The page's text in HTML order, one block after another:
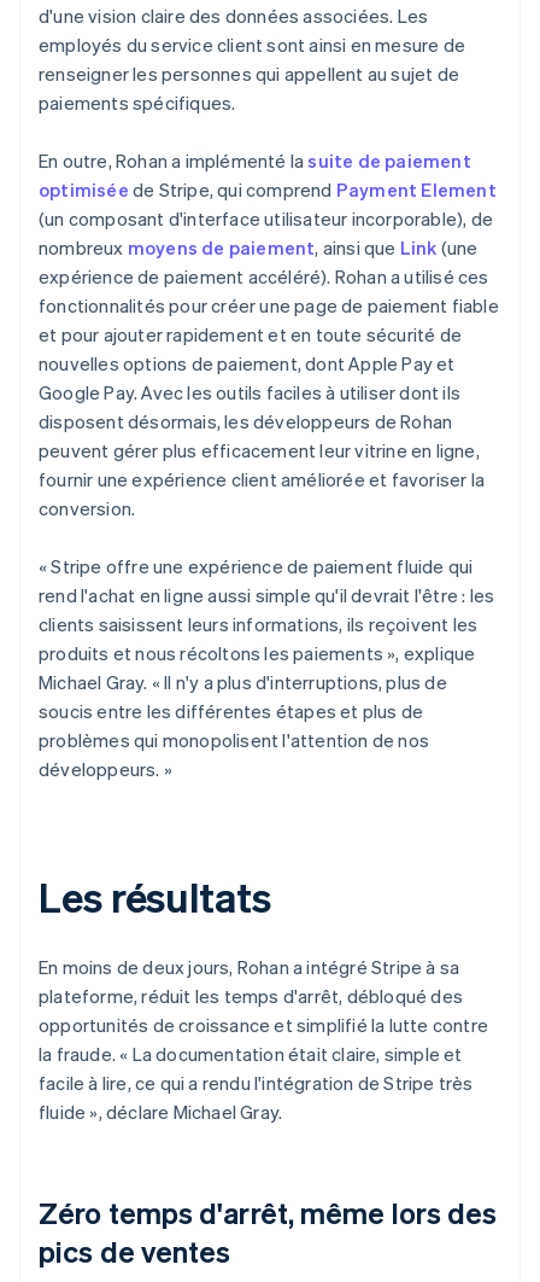
d'une vision claire des données associées. Les
employés du service client sont ainsi en mesure de
renseigner les personnes qui appellent au sujet de
paiements spécifiques.
En outre, Rohan a implémenté lasuite de paiement
optimisée de Stripe, qui comprend Payment Element
(un composant d'interface utilisateur incorporable), de
nombreux moyens de paiement, ainsi que Link (une
expérience de paiement accéléré). Rohan a utilisé ces
fonctionnalités pour créer une page de paiement fiable
et pour ajouter rapidement et en toute sécurité de
nouvelles options de paiement, dont Apple Pay et
Google Pay. Avec les outils faciles à utiliser dont ils
disposent désormais, les développeurs de Rohan
peuvent gérer plus efficacement leur vitrine en ligne,
fournir une expérience client améliorée et favoriser la
conversion.
« Stripe offre une expérience de paiement fluide qui
rend l'achat en ligne aussi simple qu'il devrait l'être : les
clients saisissent leurs informations, ils reçoivent les
produits et nous récoltons les paiements », explique
Michael Gray. « Il n'y a plus d'interruptions, plus de
soucis entre les différentes étapes et plus de
problèmes qui monopolisent l'attention de nos
développeurs. »
Les résultats
En moins de deux jours, Rohan a intégré Stripe à sa
plateforme, réduit les temps d'arrêt, débloqué des
opportunités de croissance et simplifié la lutte contre
la fraude. « La documentation était claire, simple et
facile à lire, ce qui a rendu l'intégration de Stripe très
fluide », déclare Michael Gray.
Zéro temps d'arrêt, même lors des
pics de ventes